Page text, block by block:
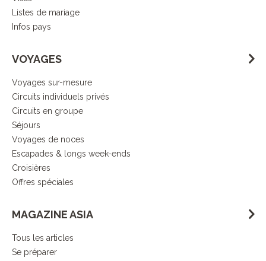
Listes de mariage
Infos pays
VOYAGES
Voyages sur-mesure
Circuits individuels privés
Circuits en groupe
Séjours
Voyages de noces
Escapades & longs week-ends
Croisières
Offres spéciales
MAGAZINE ASIA
Tous les articles
Se préparer